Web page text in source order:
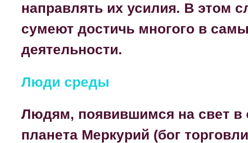
направлять их усилия. В этом
сумеют достичь многого в
деятельности.
Люди среды
Людям, появившимся на свет в
планета Меркурий (бог